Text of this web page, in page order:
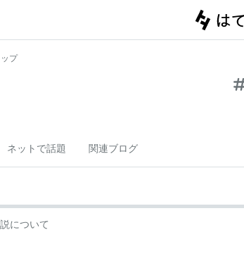
プ
ネットで話題 関連ブログ
について